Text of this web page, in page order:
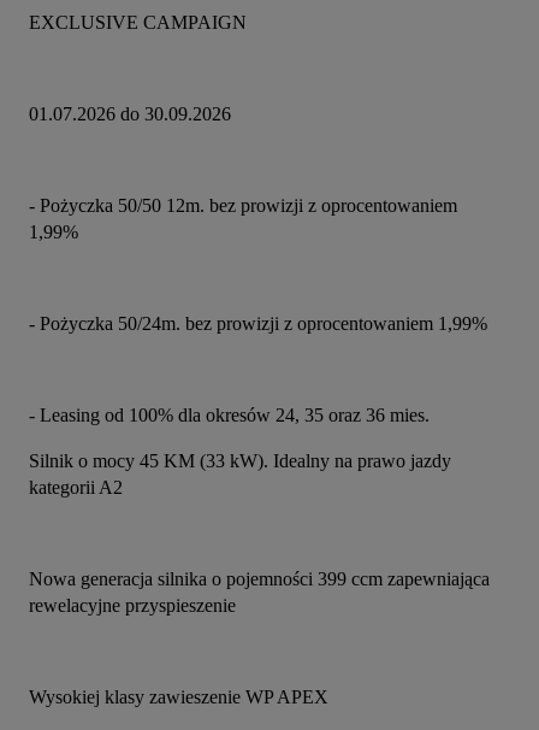
EXCLUSIVE CAMPAIGN
01.07.2026 do 30.09.2026
- Pożyczka 50/50 12m. bez prowizji z oprocentowaniem
1,99%
- Pożyczka 50/24m. bez prowizji z oprocentowaniem 1,99%
- Leasing od 100% dla okresów 24, 35 oraz 36 mies.
Silnik o mocy 45 KM (33 kW). Idealny na prawo jazdy
kategorii A2
Nowa generacja silnika o pojemności 399 ccm zapewniająca
rewelacyjne przyspieszenie
Wysokiej klasy zawieszenie WP APEX